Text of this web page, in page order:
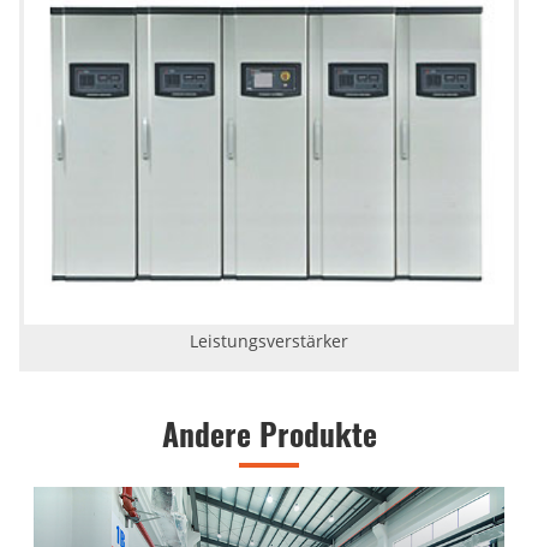
Leistungsverstärker
Andere Produkte